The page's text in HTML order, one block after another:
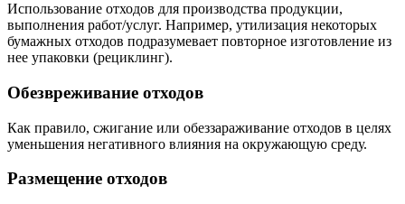
Использование отходов для производства продукции,
выполнения работ/услуг. Например, утилизация некоторых
бумажных отходов подразумевает повторное изготовление из
нее упаковки (рециклинг).
Обезвреживание отходов
Как правило, сжигание или обеззараживание отходов в целях
уменьшения негативного влияния на окружающую среду.
Размещение отходов